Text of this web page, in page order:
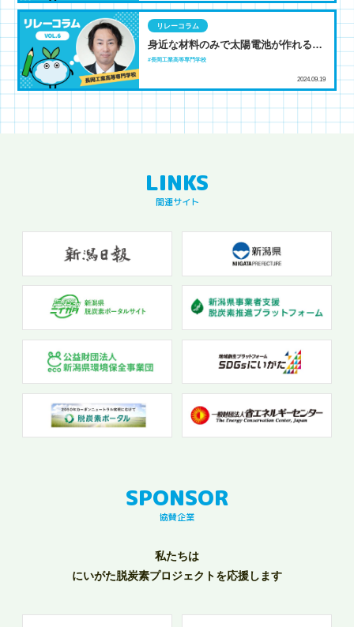
身近な材料のみで太陽電池が作れるっ
てコト?!
リレーコラム
2024.09.19
長岡工業高等専門学校
関連サイト
協賛企業
私たちは
にいがた脱炭素プロジェクトを応援します